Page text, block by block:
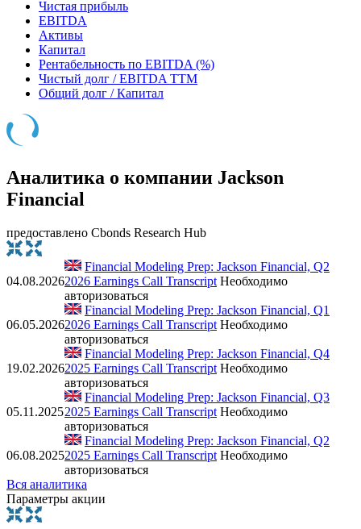
Чистая прибыль
EBITDA
Активы
Капитал
Рентабельность по EBITDA (%)
Чистый долг / EBITDA TTM
Общий долг / Капитал
Аналитика о компании Jackson
Financial
предоставлено Cbonds Research Hub
04.08.2026
Financial Modeling Prep: Jackson Financial, Q2
2026 Earnings Call Transcript Необходимо
авторизоваться
06.05.2026
Financial Modeling Prep: Jackson Financial, Q1
2026 Earnings Call Transcript Необходимо
авторизоваться
19.02.2026
Financial Modeling Prep: Jackson Financial, Q4
2025 Earnings Call Transcript Необходимо
авторизоваться
05.11.2025
Financial Modeling Prep: Jackson Financial, Q3
2025 Earnings Call Transcript Необходимо
авторизоваться
06.08.2025
Financial Modeling Prep: Jackson Financial, Q2
2025 Earnings Call Transcript Необходимо
авторизоваться
Вся аналитика
Параметры акции